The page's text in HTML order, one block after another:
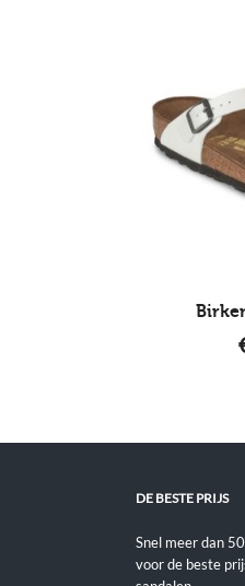
DE BESTE PRIJS
Snel meer dan
voor de beste